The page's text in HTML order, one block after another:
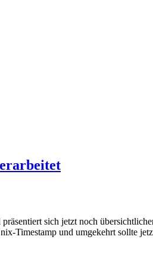
sich jetzt noch
Timestamp und umgekehrt sollte